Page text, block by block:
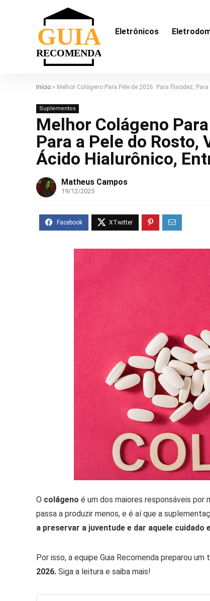
Eletrônicos
Início » Melhor Colágeno Para Pele de 2026: Para Flacidez,
Suplementos
Melhor Colágeno
Para a Pele do Rosto,
Ácido Hialurônico,
Matheus Campos
19/12/2025
O colágeno é um dos maiores responsáveis por
passa a produzir menos, e é aí que a
a preservar a juventude e dar aquele cuidado
Por isso, a equipe Guia Recomenda preparou
2026. Siga a leitura e saiba mais!